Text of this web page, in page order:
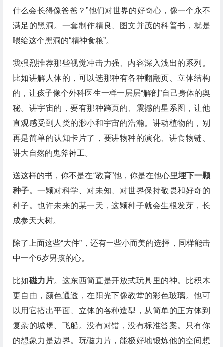
什么会长得像爸爸？”他们对世界的好奇心，像一个永不
满足的黑洞。一套制作精良、图文并茂的科普书，就是
喂给这个黑洞的“精神食粮”。
我强烈推荐那些视觉冲击力强、内容深入浅出的系列。
比如讲解人体的，可以选那种有各种翻翻页、立体结构
的，让孩子像个外科医生一样一层层“解剖”自己身体的奥
秘。讲宇宙的，要有那种跨页的、震撼的星系图，让他
直观感受到人类的渺小和宇宙的浩瀚。讲动植物的，别
再是简单的认知卡片了，要讲物种的演化、讲食物链、
讲大自然的鬼斧神工。
送这样的书，你不是在“教育”他，你是在他心里埋下一颗
种子。一颗对科学、对未知、对世界保持敬畏和好奇的
种子。也许未来的某一天，这颗种子就会生根发芽，长
成参天大树。
除了上面这些“大件”，还有一些小而美的选择，同样能击
中一个6岁男孩的心。
比如磁力片。这东西简直是开放式玩具里的神。比积木
更自由，颜色通透，在阳光下像教堂的彩色玻璃。他可
以用它搭出平面、立体的各种造型，从简单的正方体到
复杂的城堡、飞船。没有对错，没有标准答案。只有你
的想象力是边界。玩磁力片，能极好地锻炼他的空间想